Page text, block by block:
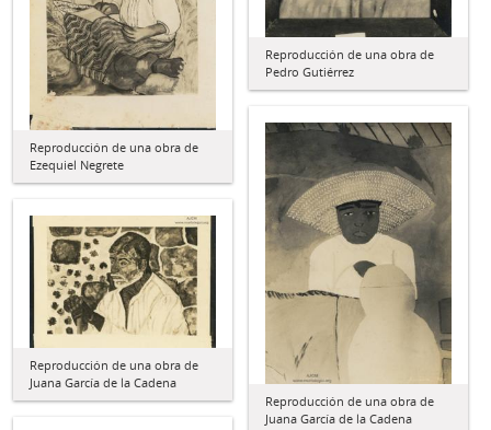
Reproducción de una obra de
Pedro Gutiérrez
Reproducción de una obra de
Ezequiel Negrete
Reproducción de una obra de
Juana García de la Cadena
Reproducción de una obra de
Juana García de la Cadena